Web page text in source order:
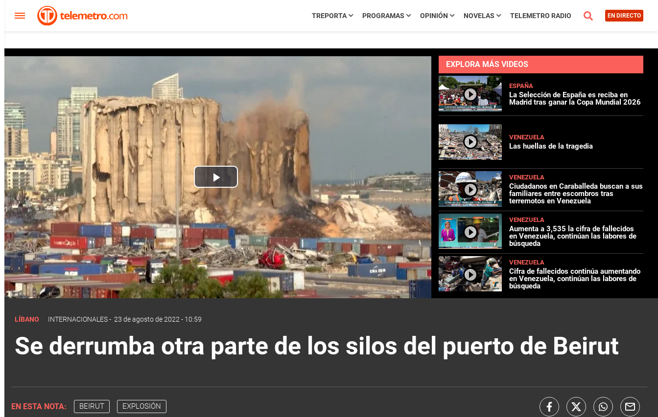
TREPORTA PROGRAMAS OPINIÓN NOVELAS TELEMETRO RADIO EN DIRECTO
Play
Video
EXPLORA MÁS VIDEOS
ESPAÑA
La Selección de España es reciba en
Madrid tras ganar la Copa Mundial 2026
VENEZUELA
Las huellas de la tragedia
VENEZUELA
Ciudadanos en Caraballeda buscan a sus
familiares entre escombros tras
terremotos en Venezuela
VENEZUELA
Aumenta a 3,535 la cifra de fallecidos
en Venezuela, continúan las labores de
búsqueda
VENEZUELA
Cifra de fallecidos continúa aumentando
en Venezuela, continúan las labores de
búsqueda
LÍBANO INTERNACIONALES- 23 de agosto de 2022 - 10:59
Se derrumba otra parte de los silos del puerto de Beirut
EN ESTA NOTA: BEIRUT EXPLOSIÓN